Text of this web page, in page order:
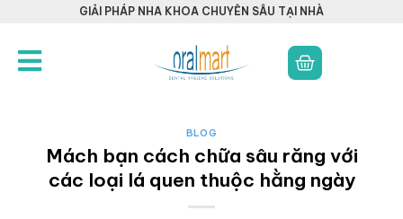
GIẢI PHÁP NHA KHOA CHUYÊN SÂU TẠI NHÀ
BLOG
Mách bạn cách chữa sâu răng với
các loại lá quen thuộc hằng ngày